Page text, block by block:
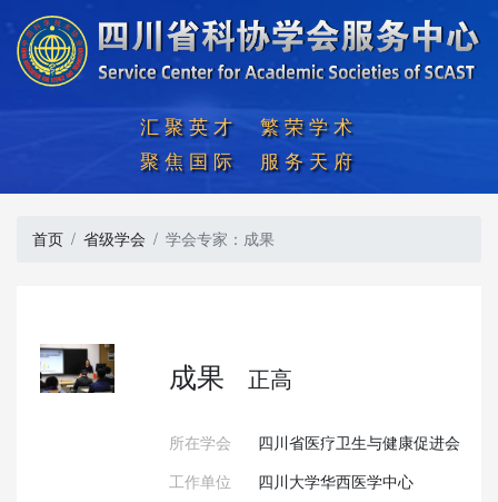
汇聚英才  繁荣学术
聚焦国际  服务天府
首页 省级学会 学会专家：成果
成果 正高
所在学会
四川省医疗卫生与健康促进会
工作单位
四川大学华西医学中心